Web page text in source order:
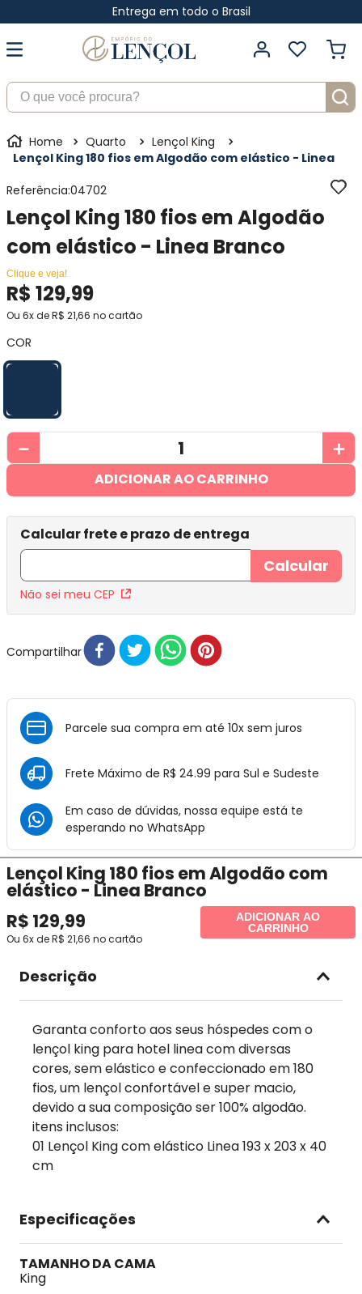
Entrega em todo o Brasil
O que você procura?
Quarto
Lençol King
Lençol King 180 fios em Algodão com elástico - Linea
Referência:04702
Lençol King 180 fios em Algodão
com elástico - Linea Branco
Clique e veja!
R$ 129,99
Ou 6x deR$ 21,66 no cartão
COR
＋
－
ADICIONAR AO CARRINHO
Não sei meu CEP
Compartilhar
Parcele sua compra em até 10x sem juros
Frete Máximo de R$ 24.99 para Sul e Sudeste
Em caso de dúvidas, nossa equipe está te
esperando no WhatsApp
Lençol King 180 fios em Algodão com
elástico - Linea Branco
R$ 129,99
Ou 6x deR$ 21,66 no cartão
ADICIONAR AO
CARRINHO
Descrição
Garanta conforto aos seus hóspedes com o
lençol king para hotel linea com diversas
cores, sem elástico e confeccionado em 180
fios, um lençol confortável e super macio,
devido a sua composição ser 100% algodão.
itens inclusos:
01 Lençol King com elástico Linea 193 x 203 x 40
cm
Especificações
TAMANHO DA CAMA
King